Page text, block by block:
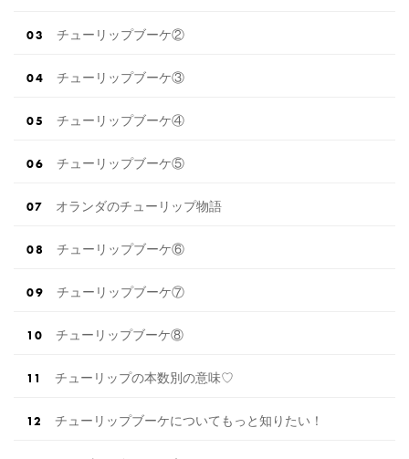
チューリップブーケ②
チューリップブーケ③
チューリップブーケ④
チューリップブーケ⑤
オランダのチューリップ物語
チューリップブーケ⑥
チューリップブーケ⑦
チューリップブーケ⑧
チューリップの本数別の意味♡
チューリップブーケについてもっと知りたい！